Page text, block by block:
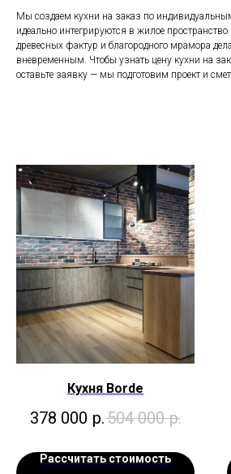
Мы создаем кухни на заказ по
идеально интегрируются в жилое
древесных фактур и благородного мрамора
вневременным. Чтобы узнать цену кухни на
оставьте заявку — мы подготовим проект и
Кухня Borde
378 000 р.504 000 р.
Рассчитать стоимость